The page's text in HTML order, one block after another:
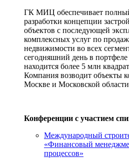
ГК МИЦ обеспечивает
разработки концепции
объектов с последующей
комплексных услуг по
недвижимости во всех
сегодняшний день в
находится более 5 млн
Компания возводит объекты
Москве и Московской
Конференции с участием
Международный
«Финансовый
процессов»